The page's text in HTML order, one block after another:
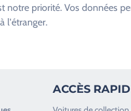
notre priorité. Vos données
l'étranger.
ACCÈS